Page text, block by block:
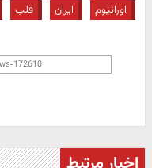
اورانیوم ایران قلب